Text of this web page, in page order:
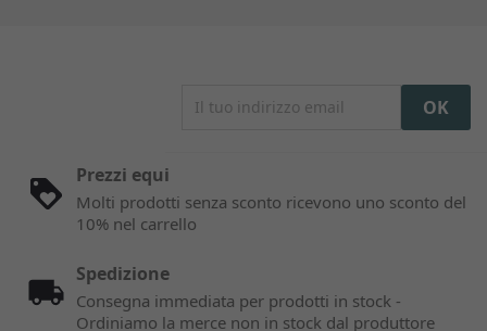
Prezzi equi
Molti prodotti senza sconto ricevono uno sconto del
10% nel carrello
Spedizione
Consegna immediata per prodotti in stock -
Ordiniamo la merce non in stock dal produttore